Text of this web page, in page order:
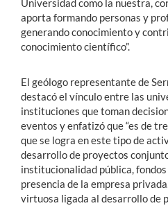
aporta formando personas y
generando conocimiento y
conocimiento científico”.
El geólogo representante de
destacó el vínculo entre las
instituciones que toman
eventos y enfatizó que “es de
que se logra en este tipo de
desarrollo de proyectos
institucionalidad pública,
presencia de la empresa
virtuosa ligada al desarrollo de